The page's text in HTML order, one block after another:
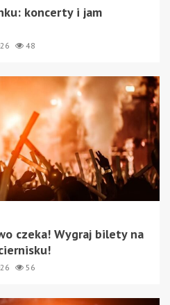
koncerty i jam
48
czeka! Wygraj bilety na
56